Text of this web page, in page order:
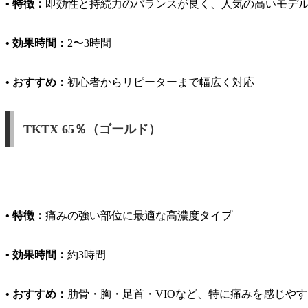
• 特徴： 即効性と持続力のバランスが良く、人気の高いモデ
• 効果時間： 2〜3時間
• おすすめ： 初心者からリピーターまで幅広く対応
TKTX 65％（ゴールド）
• 特徴： 痛みの強い部位に最適な高濃度タイプ
• 効果時間： 約3時間
• おすすめ： 肋骨・胸・足首・VIOなど、特に痛みを感じや